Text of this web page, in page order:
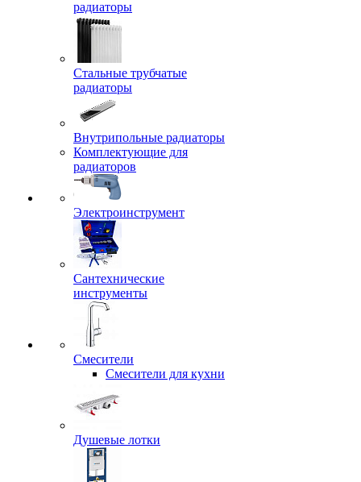
радиаторы
Стальные трубчатые
радиаторы
Внутрипольные радиаторы
Комплектующие для
радиаторов
Электроинструмент
Сантехнические
инструменты
Смесители
Смесители для кухни
Душевые лотки